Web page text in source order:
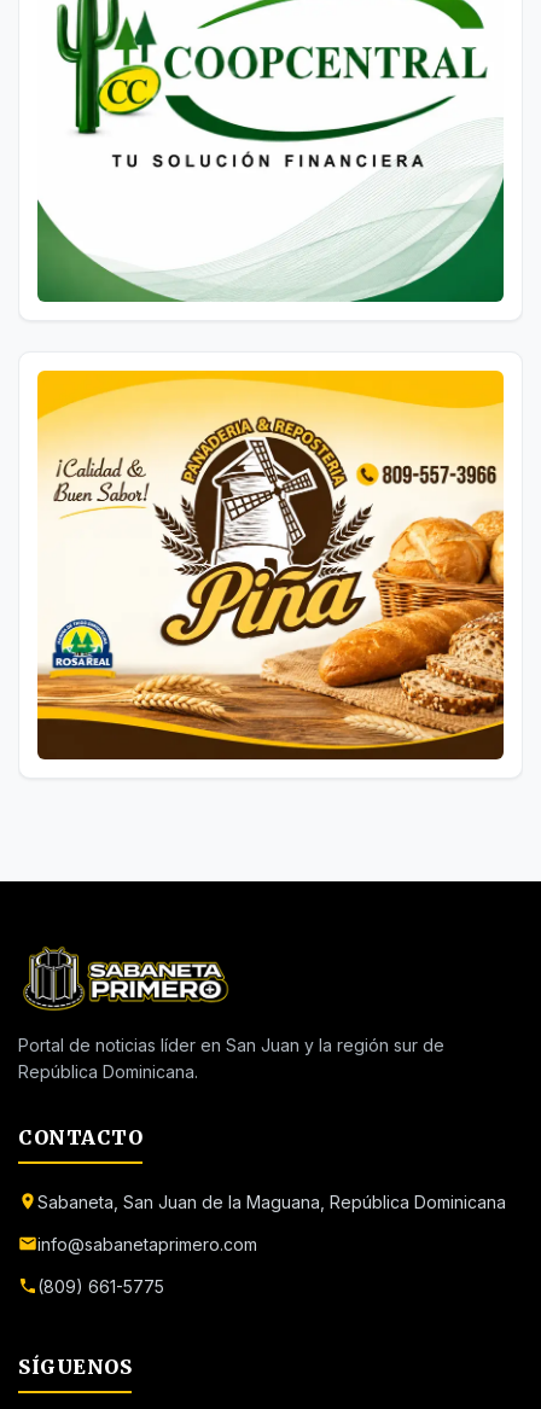
Portal de noticias líder en San Juan y la región sur de
República Dominicana.
CONTACTO
Sabaneta, San Juan de la Maguana, República Dominicana
info@sabanetaprimero.com
(809) 661-5775
SÍGUENOS